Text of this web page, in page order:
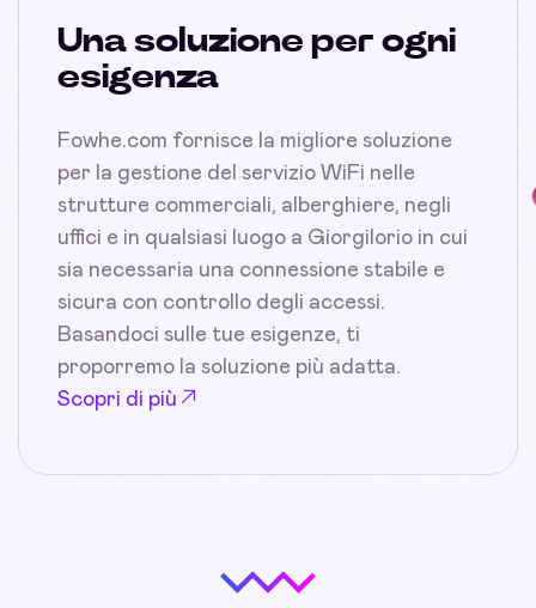
Una soluzione per ogni
esigenza
Fowhe.com fornisce la migliore soluzione
per la gestione del servizio WiFi nelle
strutture commerciali, alberghiere, negli
uffici e in qualsiasi luogo a Giorgilorio in cui
sia necessaria una connessione stabile e
sicura con controllo degli accessi.
Basandoci sulle tue esigenze, ti
proporremo la soluzione più adatta.
Scopri di più